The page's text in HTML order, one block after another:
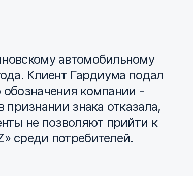
автомобильному
Клиент Гардиума подал
компании -
знака отказала,
не позволяют прийти к
среди потребителей.